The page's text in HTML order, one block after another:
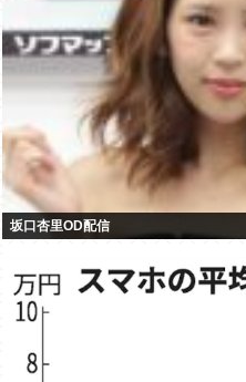
坂口杏里OD配信